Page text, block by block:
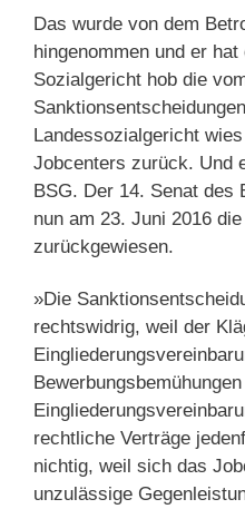
Das wurde von dem
hingenommen und er
Sozialgericht hob die
Landessozialgericht
Jobcenters zurück. Und
BSG. Der 14. Senat des
nun am 23. Juni 2016
zurückgewiesen.
»Die
rechtswidrig, weil der
rechtliche Verträge
nichtig, weil sich das
unzulässige